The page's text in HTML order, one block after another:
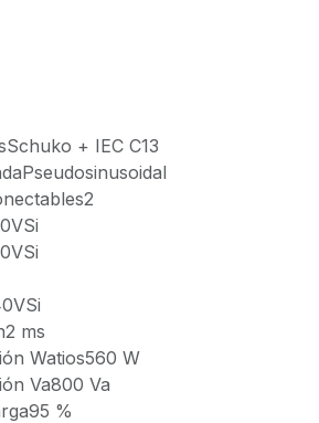
+ IEC C13
ms
Watios560 W
Va800 Va
%